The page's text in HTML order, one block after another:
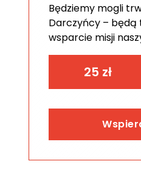
Będziemy mogli
Darczyńcy – będą
wsparcie misji
25 zł